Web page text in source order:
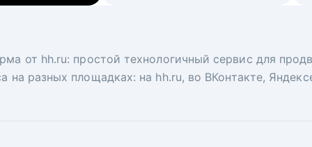
от hh.ru: простой технологичный сервис для
на разных площадках: на hh.ru, во ВКонтакте,
вакансий на главной странице hh.ru.
ключ. Решите, сколько кандидатов и когда вам
рекрутеры и проектные менеджеры hh.ru с